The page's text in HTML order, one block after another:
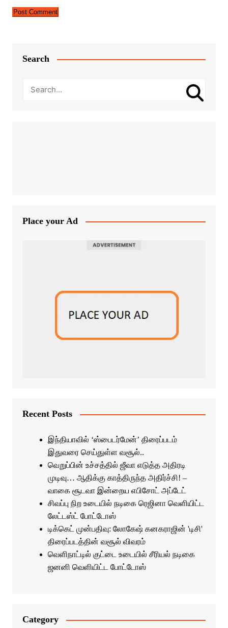
Search
Place your Ad
Recent Posts
இந்தியாவில் ‘ஸ்பைடர்மேன்’ திரைப்படம்
இதுவரை செய்துள்ள வசூல்..
வெறுப்பின் உச்சத்தில் ஜீவா எடுத்த அதிரடி
முடிவு… ஆதிக்கு காத்திருந்த அதிர்ச்சி! –
வாகை சூடவா இன்றைய எபிசோட் அப்டேட்
சிவப்பு நிற உடையில் நடிகை ரெஜினா வெளியிட்ட
லேட்டஸ்ட் போட்டோஸ்
டிக்கெட் முன்பதிவு: லோகேஷ் கனகராஜின் 'டிசி'
திரைப்படத்தின் வசூல் விவரம்
வெளிநாட்டில் குட்டை உடையில் சீரியல் நடிகை
ஜனனி வெளியிட்ட போட்டோஸ்
Category